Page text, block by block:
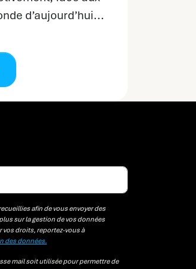
d’aujourd’hui...
afin de vous envoyer des
sur la gestion de vos données
vos droits, reportez-vous à
des données.
mail soit utilisée pour permettre de